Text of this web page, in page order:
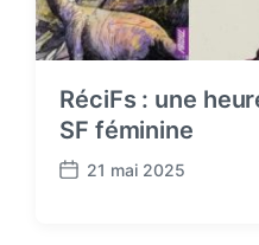
RéciFs : une
SF féminine
P
21 mai 2025